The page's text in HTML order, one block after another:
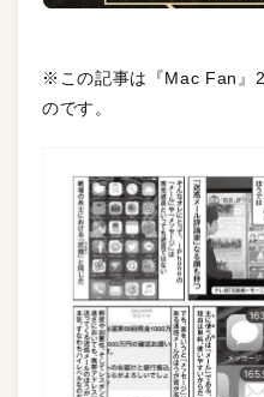
※この記事は『Mac Fan』
のです。